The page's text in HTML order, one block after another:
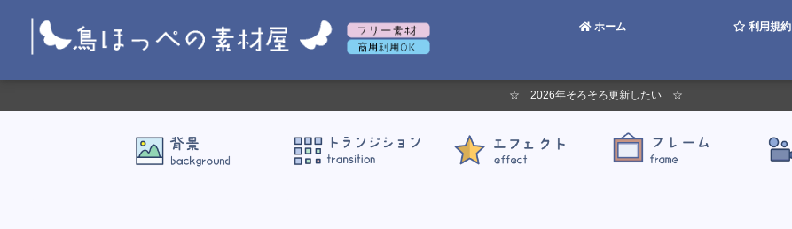
ホーム 利用規約
☆ 2026年そろそろ更新したい ☆